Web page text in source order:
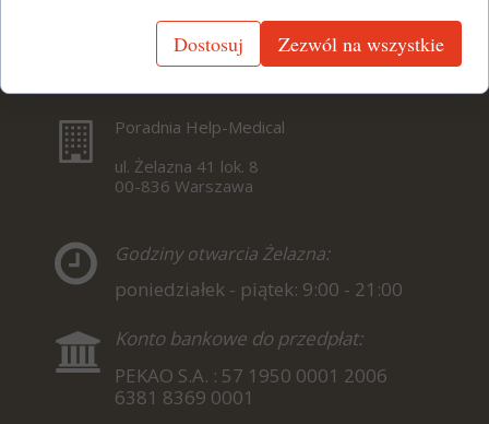
Godziny otwarcia Żelazna:
poniedziałek - piątek: 9:00 - 21:00
Konto bankowe do przedpłat:
PEKAO S.A. : 57 1950 0001 2006
6381 8369 0001
Poradnia Help-Medical
ul. Żelazna 41 lok. 8
00-836 Warszawa
Dostosuj Zezwól na wszystkie